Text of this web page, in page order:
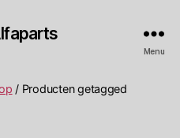
Menu
/ Producten getagged